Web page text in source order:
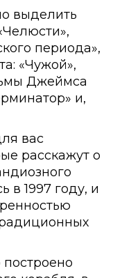
выделить
периода»,
«Чужой»,
Джеймса
и,
вас
расскажут о
в 1997 году, и